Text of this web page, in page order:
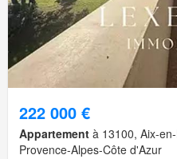
222 000 €
Appartement à 13100, Aix-
Provence-Alpes-Côte d'Azur